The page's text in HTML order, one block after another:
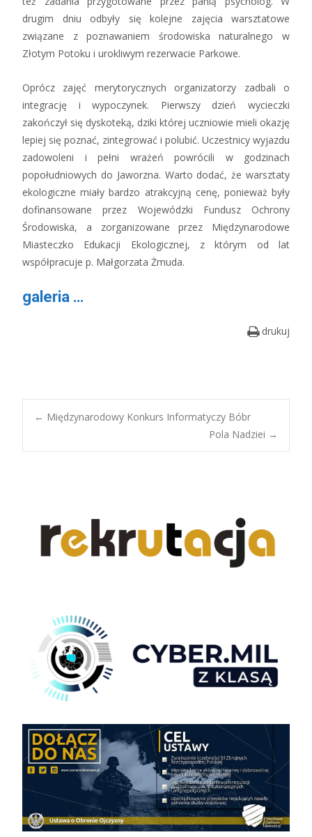
drugim dniu odbyły się kolejne zajęcia warsztatowe
związane z poznawaniem środowiska naturalnego w
Złotym Potoku i urokliwym rezerwacie Parkowe.
Oprócz zajęć merytorycznych organizatorzy zadbali o
integrację i wypoczynek. Pierwszy dzień wycieczki
zakończył się dyskoteką, dziki której uczniowie mieli okazję
lepiej się poznać, zintegrować i polubić. Uczestnicy wyjazdu
zadowoleni i pełni wrażeń powrócili w godzinach
popołudniowych do Jaworzna. Warto dodać, że warsztaty
ekologiczne miały bardzo atrakcyjną cenę, ponieważ były
dofinansowane przez Wojewódzki Fundusz Ochrony
Środowiska, a zorganizowane przez Międzynarodowe
Miasteczko Edukacji Ekologicznej, z którym od lat
współpracuje p. Małgorzata Żmuda.
galeria …
drukuj
Post
← Międzynarodowy Konkurs Informatyczy Bóbr
Pola Nadziei →